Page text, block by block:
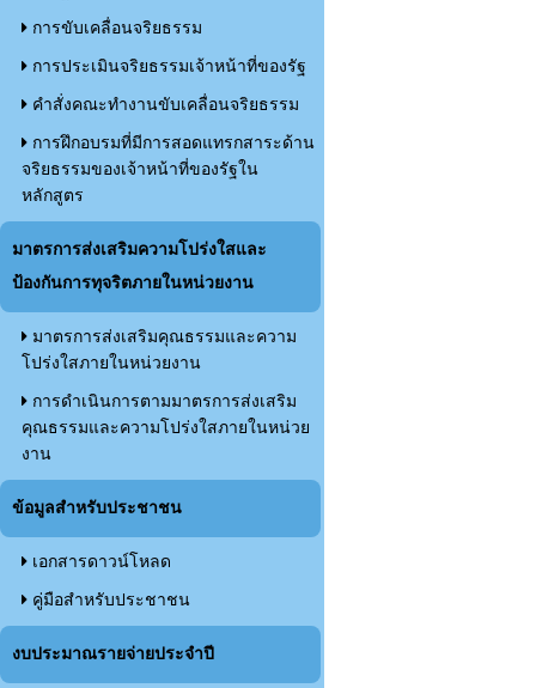
การขับเคลื่อนจริยธรรม
การประเมินจริยธรรมเจ้าหน้าที่ของรัฐ
คำสั่งคณะทำงานขับเคลื่อนจริยธรรม
การฝึกอบรมที่มีการสอดแทรกสาระด้าน
จริยธรรมของเจ้าหน้าที่ของรัฐใน
หลักสูตร
มาตรการส่งเสริมความโปร่งใสและ
ป้องกันการทุจริตภายในหน่วยงาน
มาตรการส่งเสริมคุณธรรมและความ
โปร่งใสภายในหน่วยงาน
การดำเนินการตามมาตรการส่งเสริม
คุณธรรมและความโปร่งใสภายในหน่วย
งาน
ข้อมูลสำหรับประชาชน
เอกสารดาวน์โหลด
คู่มือสำหรับประชาชน
งบประมาณรายจ่ายประจำปี